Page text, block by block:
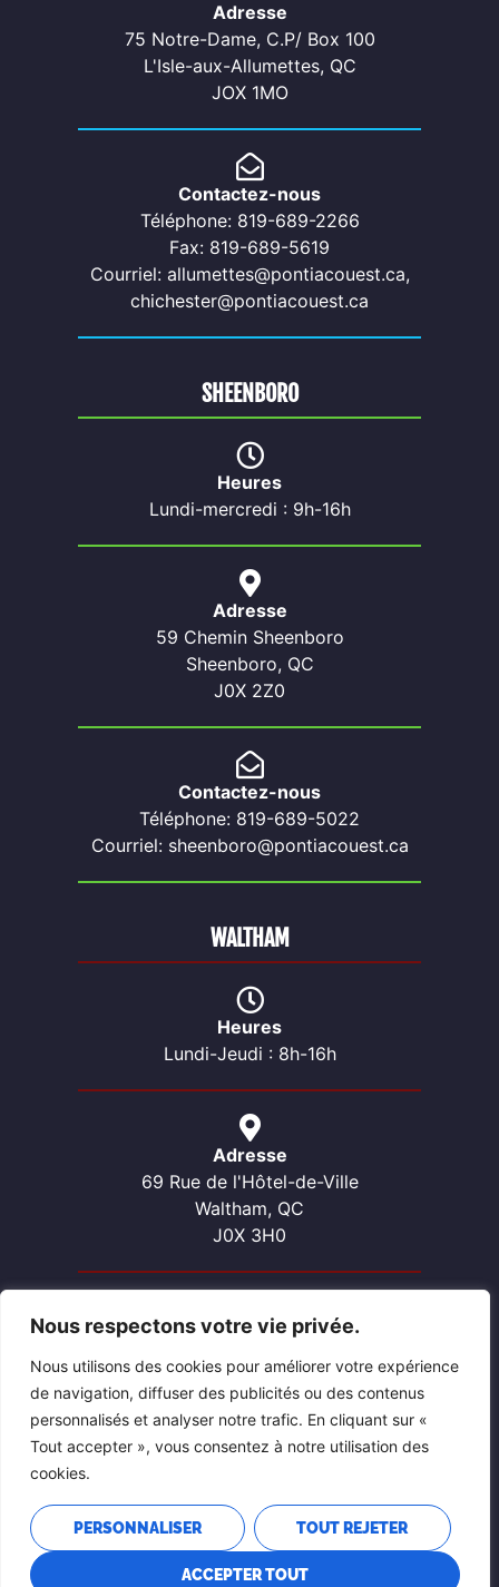
Nous respectons votre vie privée.
Nous utilisons des cookies pour améliorer votre expérience
de navigation, diffuser des publicités ou des contenus
personnalisés et analyser notre trafic. En cliquant sur «
Tout accepter », vous consentez à notre utilisation des
cookies.
PERSONNALISER TOUT REJETER
ACCEPTER TOUT
Adresse
75 Notre-Dame, C.P/ Box 100
L'Isle-aux-Allumettes, QC
JOX 1MO
Contactez-nous
Téléphone: 819-689-2266
Fax: 819-689-5619
Courriel: allumettes@pontiacouest.ca,
chichester@pontiacouest.ca
SHEENBORO
Heures
Lundi-mercredi : 9h-16h
Adresse
59 Chemin Sheenboro
Sheenboro, QC
J0X 2Z0
Contactez-nous
Téléphone: 819-689-5022
Courriel: sheenboro@pontiacouest.ca
Heures
Lundi-Jeudi : 8h-16h
Adresse
69 Rue de l'Hôtel-de-Ville
Waltham, QC
J0X 3H0
Contactez-nous
Téléphone: 819-689-2057
Courriel: waltham@pontiacouest.ca
WALTHAM
POLITIQUE DE CONFIDENTIALITÉ